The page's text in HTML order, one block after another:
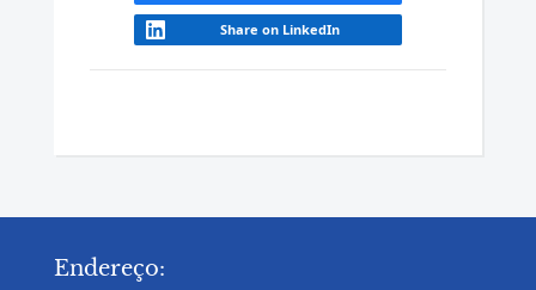
Share on LinkedIn
Endereço: